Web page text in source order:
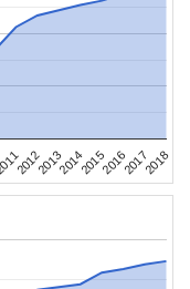
2012201320142015201620172018